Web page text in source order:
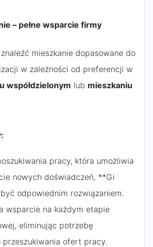
– pełne wsparcie firmy
mieszkanie dopasowane do
w zależności od preferencji w
współdzielonym lub mieszkaniu
pracy, która umożliwia
nowych doświadczeń, **Gi
odpowiednim rozwiązaniem.
wsparcie na każdym etapie
eliminując potrzebę
przeszukiwania ofert pracy.